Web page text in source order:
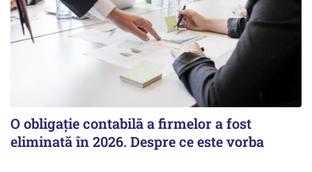
O obligație contabilă a firmelor a fost
eliminată în 2026. Despre ce este vorba